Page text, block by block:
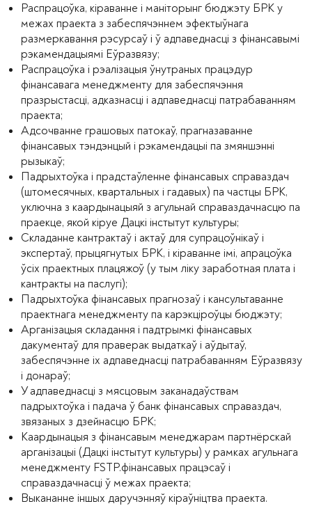
Распрацоўка, кіраванне і маніторынг бюджэту БРК у
межах праекта з забеспячэннем эфектыўнага
размеркавання рэсурсаў і ў адпаведнасці з фінансавымі
рэкамендацыямі Еўразвязу;
Распрацоўка і рэалізацыя ўнутраных працэдур
фінансавага менеджменту для забеспячэння
празрыстасці, адказнасці і адпаведнасці патрабаванням
праекта;
Адсочванне грашовых патокаў, прагназаванне
фінансавых тэндэнцый і рэкамендацыі па змяншэнні
рызыкаў;
Падрыхтоўка і прадстаўленне фінансавых справаздач
(штомесячных, квартальных і гадавых) па частцы БРК,
уключна з каардынацыяй з агульнай справаздачнасцю па
праекце, якой кіруе Дацкі інстытут культуры;
Складанне кантрактаў і актаў для супрацоўнікаў і
экспертаў, прыцягнутых БРК, і кіраванне імі, апрацоўка
ўсіх праектных плацяжоў (у тым ліку заработная плата і
кантракты на паслугі);
Падрыхтоўка фінансавых прагнозаў і кансультаванне
праектнага менеджменту па карэкціроўцы бюджэту;
Арганізацыя складання і падтрымкі фінансавых
дакументаў для праверак выдаткаў і аўдытаў,
забеспячэнне іх адпаведнасці патрабаванням Еўразвязу
і донараў;
У адпаведнасці з мясцовым заканадаўствам
падрыхтоўка і падача ў банк фінансавых справаздач,
звязаных з дзейнасцю БРК;
Каардынацыя з фінансавым менеджарам партнёрскай
арганізацыі (Дацкі інстытут культуры) у рамках агульнага
менеджменту FSTP.фінансавых працэсаў і
справаздачнасці ў межах праекта;
Выкананне іншых даручэнняў кіраўніцтва праекта.